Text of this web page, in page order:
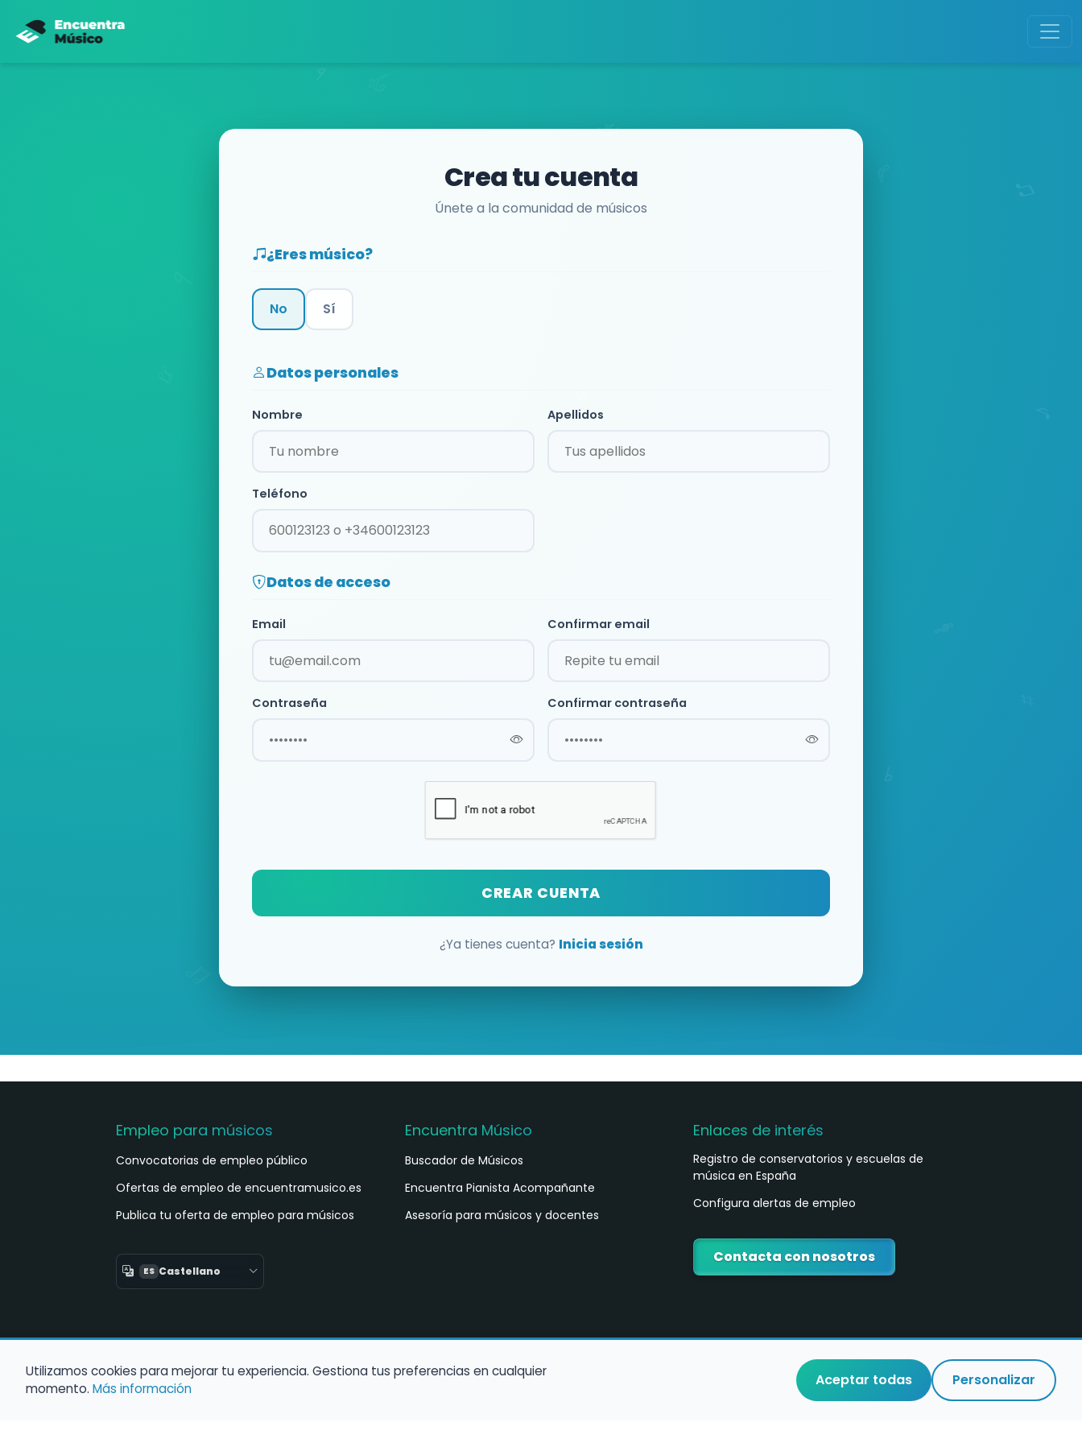
Crea tu cuenta
Únete a la comunidad de músicos
¿Eres músico?
No Sí
Datos personales
Nombre Apellidos
Teléfono
Datos de acceso
Email Confirmar email
Contraseña Confirmar contraseña
CREAR CUENTA
¿Ya tienes cuenta? Inicia sesión
Empleo para músicos
Convocatorias de empleo público
Ofertas de empleo de encuentramusico.es
Publica tu oferta de empleo para músicos
ES Castellano
Encuentra Músico
Buscador de Músicos
Encuentra Pianista Acompañante
Asesoría para músicos y docentes
Enlaces de interés
Registro de conservatorios y escuelas de
música en España
Configura alertas de empleo
Contacta con nosotros
Utilizamos cookies para mejorar tu experiencia. Gestiona tus preferencias en cualquier
momento. Más información Aceptar todas Personalizar